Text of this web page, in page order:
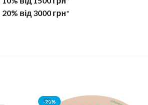
20% від 3000 грн*
-20%